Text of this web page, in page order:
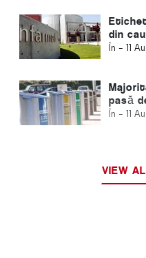
din
În - 11
pasă
În - 11
VIEW